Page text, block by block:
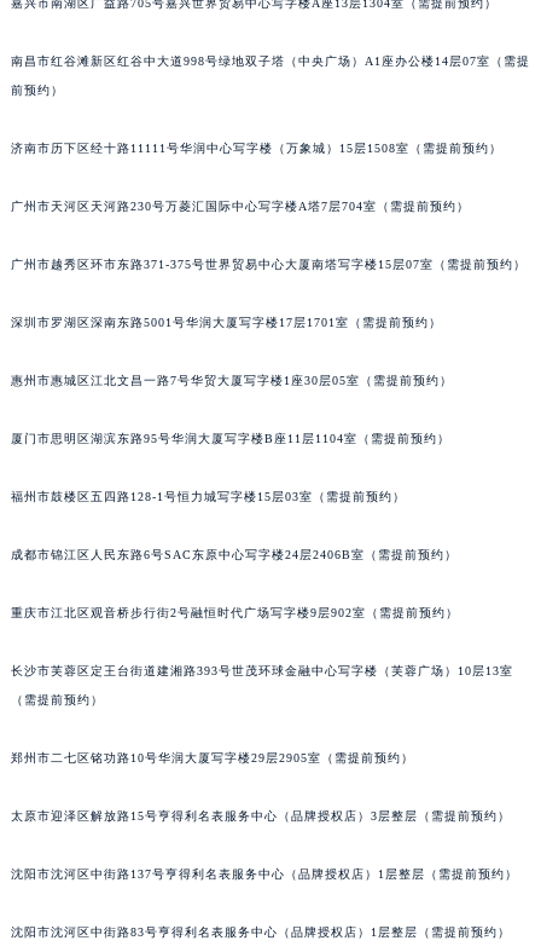
嘉兴市南湖区广益路705号嘉兴世界贸易中心写字楼A座13层1304室（需提前预约）
南昌市红谷滩新区红谷中大道998号绿地双子塔（中央广场）A1座办公楼14层07室（需提
前预约）
济南市历下区经十路11111号华润中心写字楼（万象城）15层1508室（需提前预约）
广州市天河区天河路230号万菱汇国际中心写字楼A塔7层704室（需提前预约）
广州市越秀区环市东路371-375号世界贸易中心大厦南塔写字楼15层07室（需提前预约）
深圳市罗湖区深南东路5001号华润大厦写字楼17层1701室（需提前预约）
惠州市惠城区江北文昌一路7号华贸大厦写字楼1座30层05室（需提前预约）
厦门市思明区湖滨东路95号华润大厦写字楼B座11层1104室（需提前预约）
福州市鼓楼区五四路128-1号恒力城写字楼15层03室（需提前预约）
成都市锦江区人民东路6号SAC东原中心写字楼24层2406B室（需提前预约）
重庆市江北区观音桥步行街2号融恒时代广场写字楼9层902室（需提前预约）
长沙市芙蓉区定王台街道建湘路393号世茂环球金融中心写字楼（芙蓉广场）10层13室
（需提前预约）
郑州市二七区铭功路10号华润大厦写字楼29层2905室（需提前预约）
太原市迎泽区解放路15号亨得利名表服务中心（品牌授权店）3层整层（需提前预约）
沈阳市沈河区中街路137号亨得利名表服务中心（品牌授权店）1层整层（需提前预约）
沈阳市沈河区中街路83号亨得利名表服务中心（品牌授权店）1层整层（需提前预约）